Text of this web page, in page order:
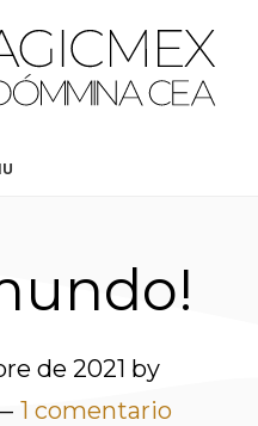
de 2021 by
1 comentario